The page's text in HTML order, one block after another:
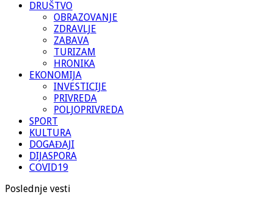
DRUŠTVO
OBRAZOVANJE
ZDRAVLJE
ZABAVA
TURIZAM
HRONIKA
EKONOMIJA
INVESTICIJE
PRIVREDA
POLJOPRIVREDA
SPORT
KULTURA
DOGAĐAJI
DIJASPORA
COVID19
Poslednje vesti